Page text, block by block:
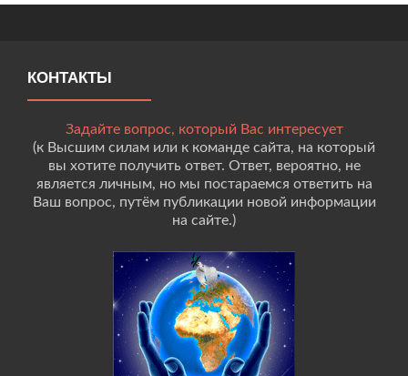
КОНТАКТЫ
Задайте вопрос, который Вас интересует
(к Высшим силам или к команде сайта, на который
вы хотите получить ответ. Ответ, вероятно, не
является личным, но мы постараемся ответить на
Ваш вопрос, путём публикации новой информации
на сайте.)